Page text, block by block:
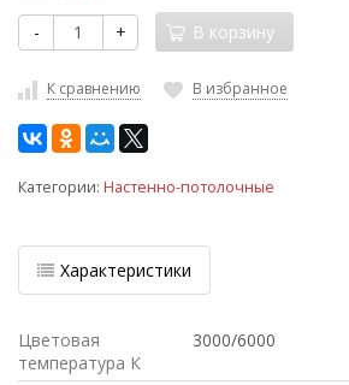
- + В корзину
К сравнению В избранное
Категории: Настенно-потолочные
Характеристики
Цветовая
температура К
3000/6000